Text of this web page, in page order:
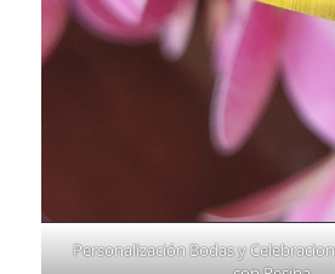
Personalización Bodas y